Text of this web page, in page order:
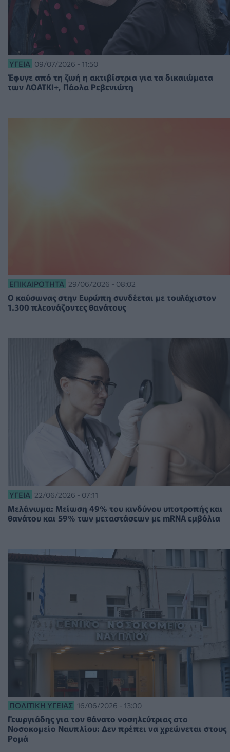
ΥΓΕΊΑ 09/07/2026 - 11:50
Έφυγε από τη ζωή η ακτιβίστρια για τα δικαιώματα
των ΛΟΑΤΚΙ+, Πάολα Ρεβενιώτη
ΕΠΙΚΑΙΡΌΤΗΤΑ 29/06/2026 - 08:02
Ο καύσωνας στην Ευρώπη συνδέεται με τουλάχιστον
1.300 πλεονάζοντες θανάτους
ΥΓΕΊΑ 22/06/2026 - 07:11
Μελάνωμα: Μείωση 49% του κινδύνου υποτροπής και
θανάτου και 59% των μεταστάσεων με mRNA εμβόλια
ΠΟΛΙΤΙΚΉ ΥΓΕΊΑΣ 16/06/2026 - 13:00
Γεωργιάδης για τον θάνατο νοσηλεύτριας στο
Νοσοκομείο Ναυπλίου: Δεν πρέπει να χρεώνεται στους
Ρομά